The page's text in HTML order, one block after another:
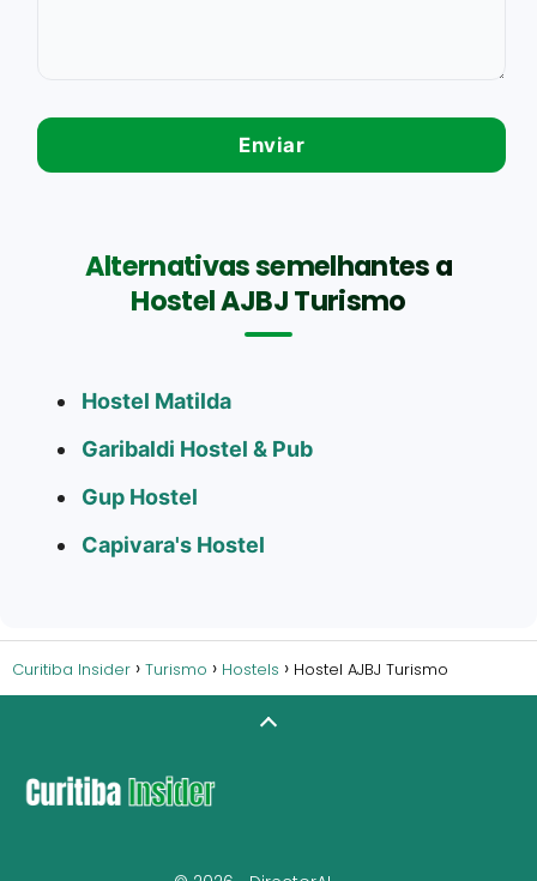
Alternativas semelhantes a
Hostel AJBJ Turismo
Hostel Matilda
Garibaldi Hostel & Pub
Gup Hostel
Capivara's Hostel
Curitiba Insider Turismo Hostels Hostel AJBJ Turismo